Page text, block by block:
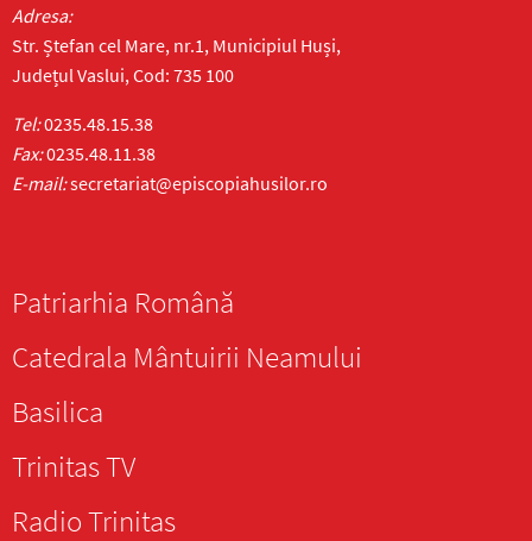
Adresa:
Str. Ștefan cel Mare, nr.1, Municipiul Huși,
Județul Vaslui, Cod: 735 100
Tel:0235.48.15.38
Fax:0235.48.11.38
E-mail:secretariat@episcopiahusilor.ro
Patriarhia Română
Catedrala Mântuirii Neamului
Basilica
Trinitas TV
Radio Trinitas